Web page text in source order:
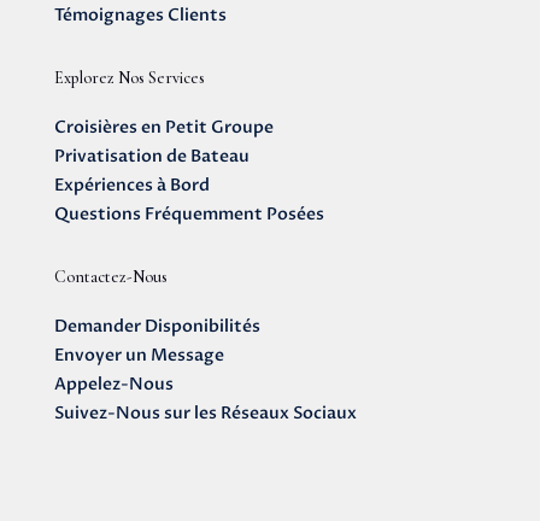
Témoignages Clients
Explorez Nos Services
Croisières en Petit Groupe
Privatisation de Bateau
Expériences à Bord
Questions Fréquemment Posées
Contactez-Nous
Demander Disponibilités
Envoyer un Message
Appelez-Nous
Suivez-Nous sur les Réseaux Sociaux